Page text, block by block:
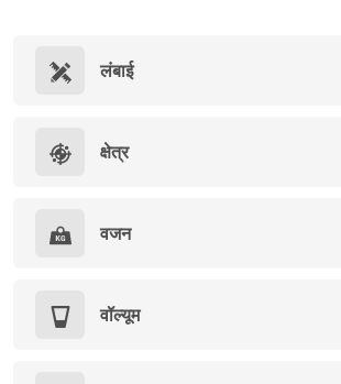
लंबाई
क्षेत्र
वजन
वॉल्यूम